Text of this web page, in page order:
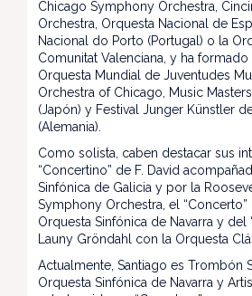
Chicago Symphony Orchestra,
Orchestra, Orquesta Nacional de
Nacional do Porto (Portugal) o la
Comunitat Valenciana, y ha
Orquesta Mundial de Juventudes
Orchestra of Chicago, Music
(Japón) y Festival Junger Künstler
(Alemania).
Como solista, caben destacar sus
“Concertino” de F. David
Sinfónica de Galicia y por la
Symphony Orchestra, el
Orquesta Sinfónica de Navarra y del
Launy Gröndahl con la Orquesta
Actualmente, Santiago es Trombón
Orquesta Sinfónica de Navarra y